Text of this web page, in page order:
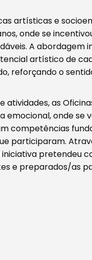
artísticas e
onde se
A abordagem
artístico de
reforçando o
atividades, as
onde se
competências
participaram.
pretendeu
e preparados/as